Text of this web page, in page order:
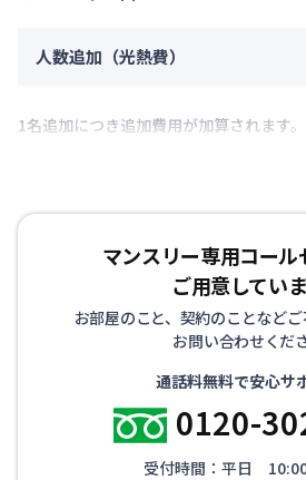
人数追加（光熱費）
1名追加につき追加費用が加算されます。
マンスリー専用コール
ご用意してい
お部屋のこと、契約のことなど
お問い合わせくだ
通話料無料で安心サ
0120-
受付時間：平日